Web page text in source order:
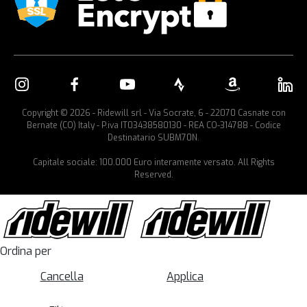
Copyright © 2026 - Ridewill srl - Via Socrate, 6 - 22070 Casnate con
Bernate (CO) Italy - P.iva IT03438580130 - REA CO-314788 - Codice
Destinatario SUBM70N.
Capitale sociale: 100.000 Euro interamente versato. All Rights
Reserved.
Ordina per
Cancella
Applica